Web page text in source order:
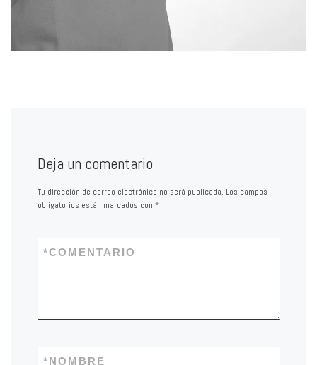
Deja un comentario
Tu dirección de correo electrónico no será publicada. Los campos
obligatorios están marcados con *
COMENTARIO
*
NOMBRE
*